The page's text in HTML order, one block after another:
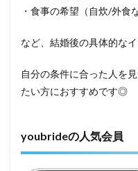
・食事の希望（自炊/外食
など、結婚後の具体的な
自分の条件に合った人を
たい方におすすめです◎
youbrideの人気会員